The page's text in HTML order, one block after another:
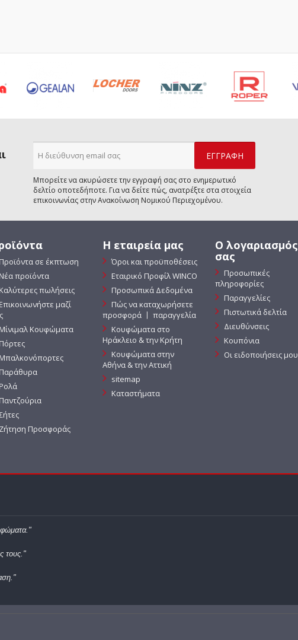
Μπορείτε να ακυρώσετε την εγγραφή σας στο ενημερωτικό
δελτίο οποτεδήποτε. Για να δείτε πώς, ανατρέξτε στα στοιχεία
επικοινωνίας στην Ανακοίνωση Νομικού Περιεχομένου.
σε έκπτωση
προϊόντα
πωλήσεις
μαζί
Κουφώματα
Ζήτηση Προσφοράς
Η εταιρεία μας
Όροι και προϋποθέσεις
Εταιρικό Προφίλ WINCO
Προσωπικά Δεδομένα
Πώς να καταχωρήσετε
προσφορά 〡 παραγγελία
Κουφώματα στο
Ηράκλειο & την Κρήτη
Κουφώματα στην
Αθήνα & την Αττική
sitemap
Καταστήματα
Ο λογαριασμός
σας
Προσωπικές
πληροφορίες
Παραγγελίες
Πιστωτικά δελτία
Διευθύνσεις
Κουπόνια
Οι ειδοποιήσεις μου
τους."